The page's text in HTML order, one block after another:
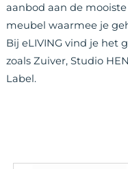
aanbod aan de
meubel waarmee je
Bij eLIVING vind je het
zoals Zuiver, Studio
Label.